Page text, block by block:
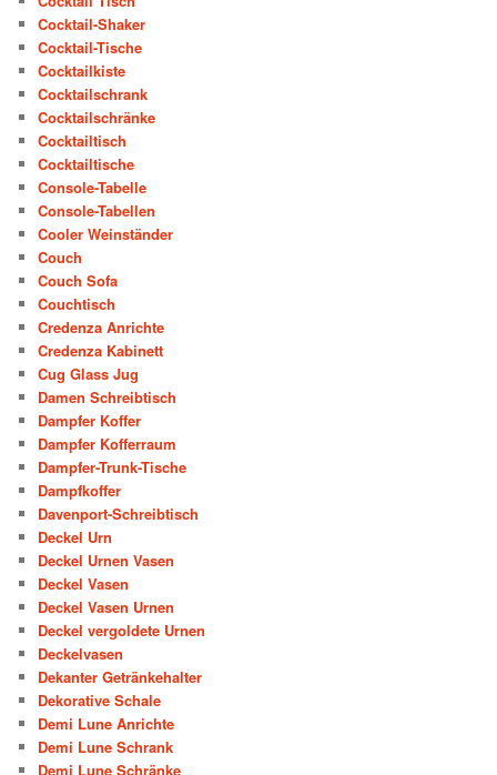
Cocktail-Shaker
Cocktail-Tische
Cocktailkiste
Cocktailschrank
Cocktailschränke
Cocktailtisch
Cocktailtische
Console-Tabelle
Console-Tabellen
Cooler Weinständer
Couch
Couch Sofa
Couchtisch
Credenza Anrichte
Credenza Kabinett
Cug Glass Jug
Damen Schreibtisch
Dampfer Koffer
Dampfer Kofferraum
Dampfer-Trunk-Tische
Dampfkoffer
Davenport-Schreibtisch
Deckel Urn
Deckel Urnen Vasen
Deckel Vasen
Deckel Vasen Urnen
Deckel vergoldete Urnen
Deckelvasen
Dekanter Getränkehalter
Dekorative Schale
Demi Lune Anrichte
Demi Lune Schrank
Demi Lune Schränke